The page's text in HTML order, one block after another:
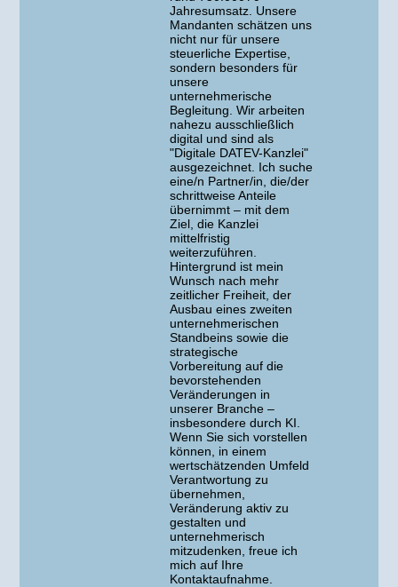
Jahresumsatz. Unsere
Mandanten schätzen uns
nicht nur für unsere
steuerliche Expertise,
sondern besonders für
unsere
unternehmerische
Begleitung. Wir arbeiten
nahezu ausschließlich
digital und sind als
"Digitale DATEV-Kanzlei"
ausgezeichnet. Ich suche
eine/n Partner/in, die/der
schrittweise Anteile
übernimmt – mit dem
Ziel, die Kanzlei
mittelfristig
weiterzuführen.
Hintergrund ist mein
Wunsch nach mehr
zeitlicher Freiheit, der
Ausbau eines zweiten
unternehmerischen
Standbeins sowie die
strategische
Vorbereitung auf die
bevorstehenden
Veränderungen in
unserer Branche –
insbesondere durch KI.
Wenn Sie sich vorstellen
können, in einem
wertschätzenden Umfeld
Verantwortung zu
übernehmen,
Veränderung aktiv zu
gestalten und
unternehmerisch
mitzudenken, freue ich
mich auf Ihre
Kontaktaufnahme.